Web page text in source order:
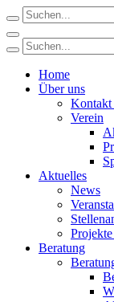
Home
Über uns
Kontakt
Verein
Aktuelles
News
Beratung